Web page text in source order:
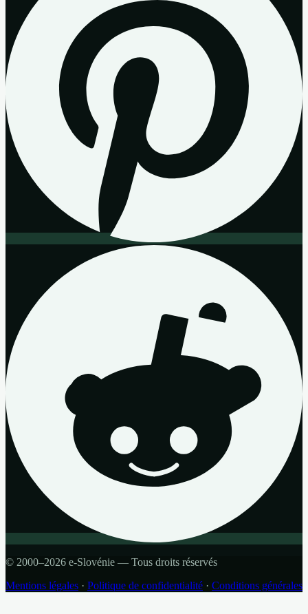
© 2000–2026 e-Slovénie — Tous droits réservés
Mentions légales · Politique de confidentialité · Conditions générales